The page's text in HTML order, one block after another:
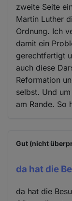
zweite Seite
Martin Luther
Ordnung. Ich
damit ein
gerechtfertigt
auch diese
Reformation
selbst. Und
am Rande. So
Gut (nicht
da hat die
da hat die